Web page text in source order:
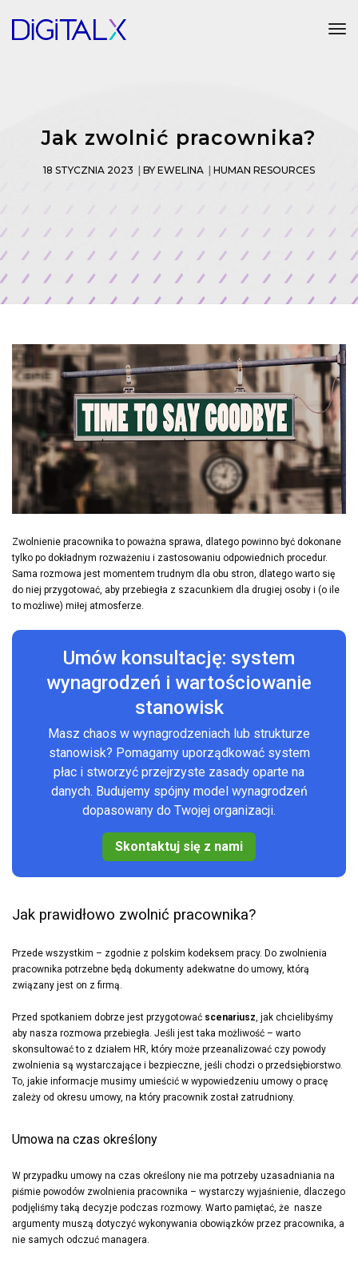
Jak zwolnić pracownika?
18 STYCZNIA 2023 BYEWELINA HUMAN RESOURCES
Zwolnienie pracownika to poważna sprawa, dlatego powinno być dokonane
tylko po dokładnym rozważeniu i zastosowaniu odpowiednich procedur.
Sama rozmowa jest momentem trudnym dla obu stron, dlatego warto się
do niej przygotować, aby przebiegła z szacunkiem dla drugiej osoby i (o ile
to możliwe) miłej atmosferze.
Umów konsultację: system
wynagrodzeń i wartościowanie
stanowisk
Masz chaos w wynagrodzeniach lub strukturze
stanowisk? Pomagamy uporządkować system
płac i stworzyć przejrzyste zasady oparte na
danych. Budujemy spójny model wynagrodzeń
dopasowany do Twojej organizacji.
Skontaktuj się z nami
Jak prawidłowo zwolnić pracownika?
Przede wszystkim – zgodnie z polskim kodeksem pracy. Do zwolnienia
pracownika potrzebne będą dokumenty adekwatne do umowy, którą
związany jest on z firmą.
Przed spotkaniem dobrze jest przygotować scenariusz, jak chcielibyśmy
aby nasza rozmowa przebiegła. Jeśli jest taka możliwość – warto
skonsultować to z działem HR, który może przeanalizować czy powody
zwolnienia są wystarczające i bezpieczne, jeśli chodzi o przedsiębiorstwo.
To, jakie informacje musimy umieścić w wypowiedzeniu umowy o pracę
zależy od okresu umowy, na który pracownik został zatrudniony.
Umowa na czas określony
W przypadku umowy na czas określony nie ma potrzeby uzasadniania na
piśmie powodów zwolnienia pracownika – wystarczy wyjaśnienie, dlaczego
podjęliśmy taką decyzje podczas rozmowy. Warto pamiętać, że nasze
argumenty muszą dotyczyć wykonywania obowiązków przez pracownika, a
nie samych odczuć managera.